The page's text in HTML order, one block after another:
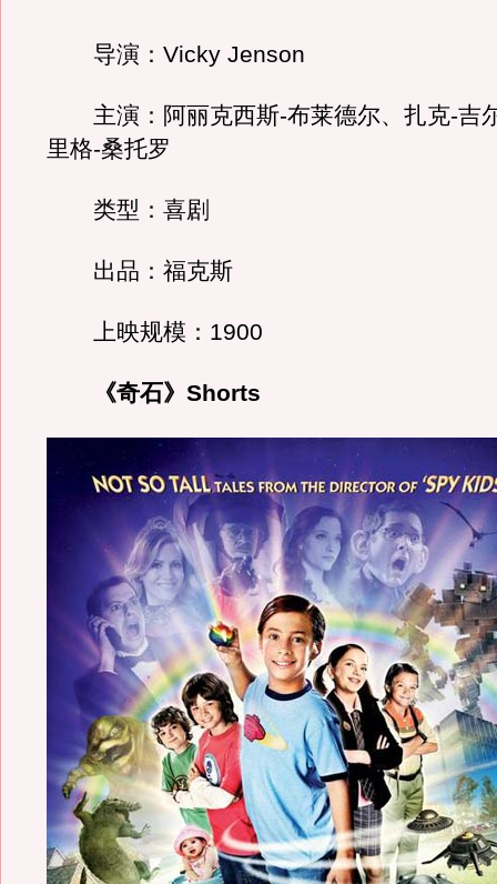
导演：Vicky Jenson
主演：阿丽克西斯-布莱德尔、扎克-吉
里格-桑托罗
类型：喜剧
出品：福克斯
上映规模：1900
《奇石》Shorts